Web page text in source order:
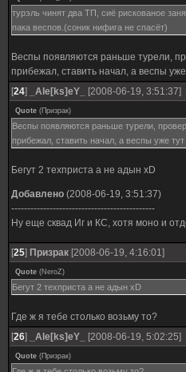
турэль чинят два ТП, сиё рискованое
пака веспов.(соник нифига не спасёт)
Веспы появляются раньше турели,
прибежал, ставить начал, а веспы
[24] _Ale[ks]eY_ [2008-06-19, 3:51:37]
Quote (Призрак)
Веспы появляются раньше турели,
прибежал, ставить начал, а веспы уже тут
Бегут 2 техприста а не адын xD
Добавлено (2008-06-19, 3:51:37)
---------------------------------------------
Ну еще сквад Иг и КС, хотя моно и
[25] Призрак [2008-06-19, 4:16:01]
Quote (NeroZ)
Бегут 2 техприста а не адын xD
Где ж я тебе столько возьму то?
[26] _Ale[ks]eY_ [2008-06-19, 5:02:25]
Quote (Призрак)